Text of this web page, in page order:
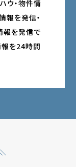
ウ・物件情
報を発信・
報を発信で
報を24時間